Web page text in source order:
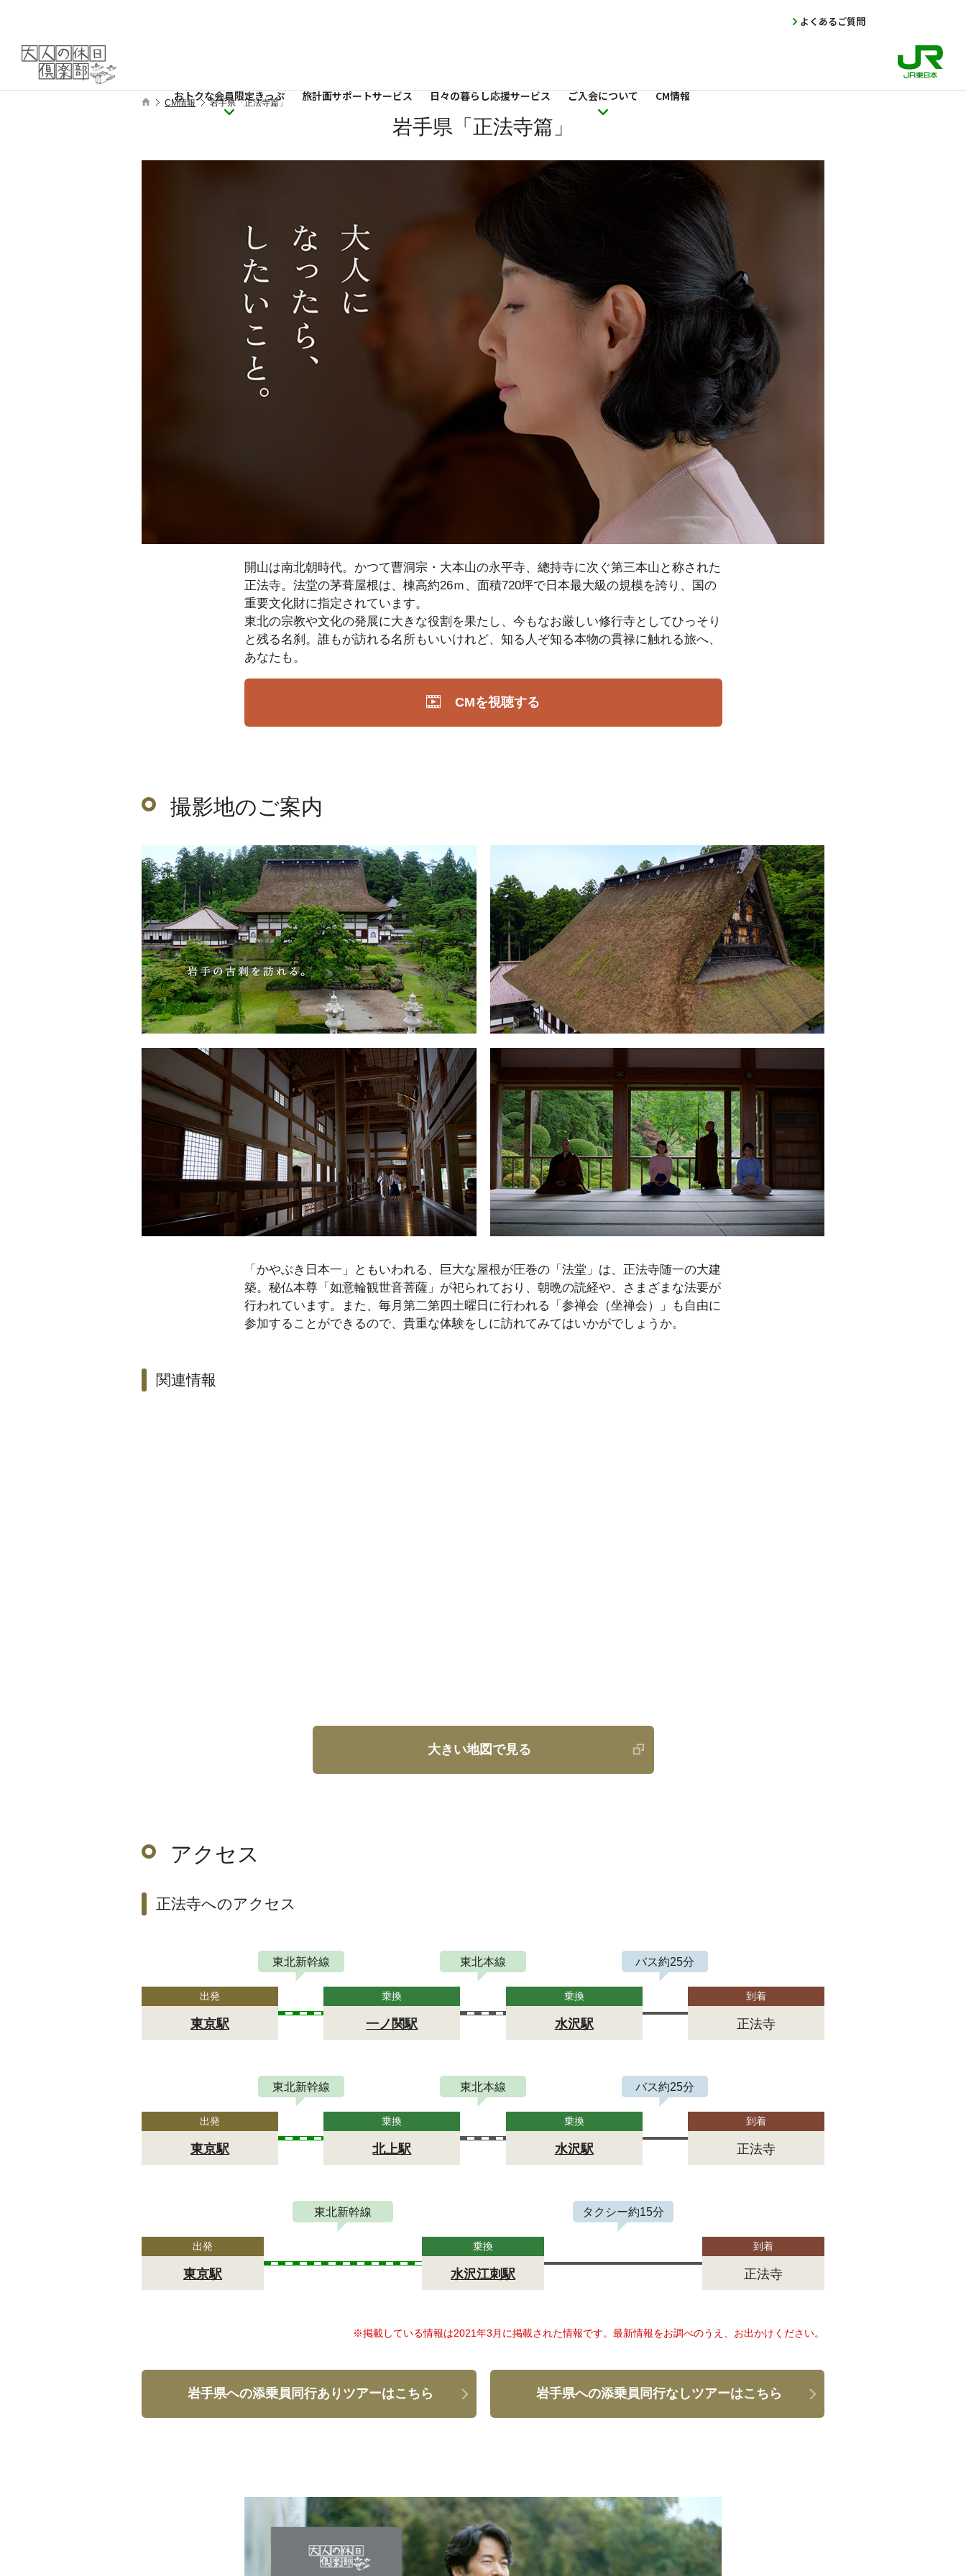
おトクな会員限定きっぷ 旅計画サポートサービス 日々の暮らし応援サービス ご入会について CM情報
よくあるご質問
CM情報 岩手県「正法寺篇」
岩手県「正法寺篇」
開山は南北朝時代。かつて曹洞宗・大本山の永平寺、總持寺に次ぐ第三本山と称された
正法寺。法堂の茅葺屋根は、棟高約26ｍ、面積720坪で日本最大級の規模を誇り、国の
重要文化財に指定されています。
東北の宗教や文化の発展に大きな役割を果たし、今もなお厳しい修行寺としてひっそり
と残る名刹。誰もが訪れる名所もいいけれど、知る人ぞ知る本物の貫禄に触れる旅へ、
あなたも。
CMを視聴する
撮影地のご案内
「かやぶき日本一」ともいわれる、巨大な屋根が圧巻の「法堂」は、正法寺随一の大建
築。秘仏本尊「如意輪観世音菩薩」が祀られており、朝晩の読経や、さまざまな法要が
行われています。また、毎月第二第四土曜日に行われる「参禅会（坐禅会）」も自由に
参加することができるので、貴重な体験をしに訪れてみてはいかがでしょうか。
関連情報
大きい地図で見る
アクセス
正法寺へのアクセス
出発
東京駅
東北新幹線
乗換
一ノ関駅
東北本線
乗換
水沢駅
バス約25分
到着
正法寺
出発
東京駅
東北新幹線
乗換
北上駅
東北本線
乗換
水沢駅
バス約25分
到着
正法寺
出発
東京駅
東北新幹線
乗換
水沢江刺駅
タクシー約15分
到着
正法寺
※掲載している情報は2021年3月に掲載された情報です。最新情報をお調べのうえ、お出かけください。
岩手県への添乗員同行ありツアーはこちら 岩手県への添乗員同行なしツアーはこちら